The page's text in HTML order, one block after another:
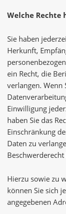
Welche Rechte
Sie haben
Herkunft,
ein Recht, die
verlangen. Wenn
Einwilligung
haben Sie das
Einschränkung
Daten zu
Hierzu sowie zu
können Sie sich
angegebenen